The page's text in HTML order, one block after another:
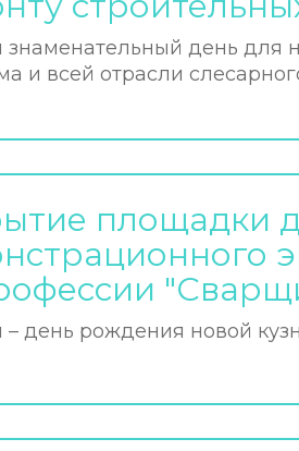
знаменательный день для
и всей отрасли
площадки
– день рождения новой